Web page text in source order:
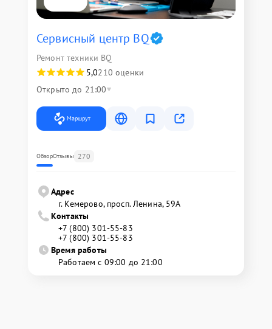
Сервисный центр BQ
Ремонт техники BQ
5,0210 оценки
Открыто до 21:00
Маршрут
ОбзорОтзывы 270
Адрес
г. Кемерово, просп. Ленина, 59А
Контакты
+7 (800) 301-55-83
+7 (800) 301-55-83
Время работы
Работаем с 09:00 до 21:00